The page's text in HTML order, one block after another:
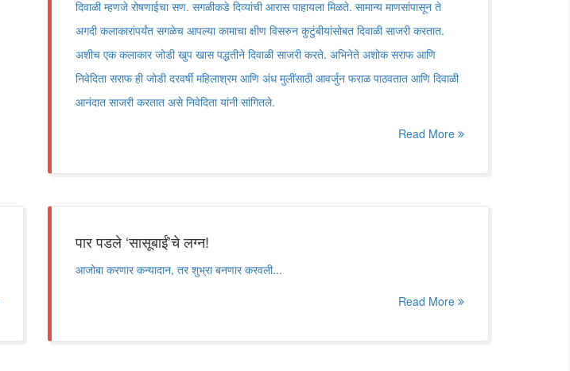
दिवाळी म्हणजे रोषणाईचा सण. सगळीकडे दिव्यांची आरास पाहायला मिळते. सामान्य माणसांपासून ते
अगदी कलाकारांपर्यंत सगळेच आपल्या कामाचा क्षीण विसरुन कुटुंबीयांसोबत दिवाळी साजरी करतात.
अशीच एक कलाकार जोडी खुप खास पद्धतीने दिवाळी साजरी करते. अभिनेते अशोक सराफ आणि
निवेदिता सराफ ही जोडी दरवर्षी महिलाश्रम आणि अंध मुलींसाठी आवर्जुन फराळ पाठवतात आणि दिवाळी
आनंदात साजरी करतात असे निवेदिता यांनी सांगितले.
Read More
पार पडले ‘सासूबाईं’चे लग्न!
आजोबा करणार कन्यादान, तर शुभ्रा बनणार करवली...
Read More